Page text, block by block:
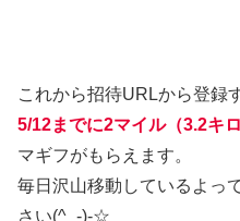
これから招待URLから登録
5/12までに2マイル（3.2キ
マギフがもらえます。
毎日沢山移動しているよっ
さい(^_-)-☆